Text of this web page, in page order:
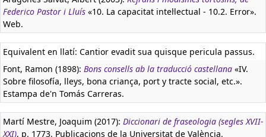
Federico Pastor i Lluís «10. La capacitat intel·lectual - 10.2. Error».
Web.
Equivalent en llatí: Cantior evadit sua quisque pericula passus.
Font, Ramon (1898): Bons consells ab la traducció castellana «IV.
Sobre filosofía, lleys, bona criança, port y tracte social, etc.».
Estampa de'n Tomás Carreras.
Martí Mestre, Joaquim (2017): Diccionari de fraseologia (segles XVII-
XXI), p. 1773. Publicacions de la Universitat de València.